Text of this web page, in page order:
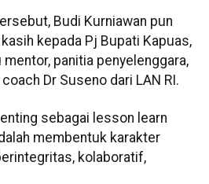
Budi Kurniawan pun
kepada Pj Bupati Kapuas,
panitia penyelenggara,
Dr Suseno dari LAN RI.
sebagai lesson learn
membentuk karakter
kolaboratif,